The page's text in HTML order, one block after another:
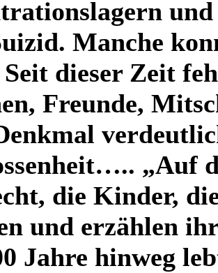
und
Manche
dieser Zeit
Freunde,
„Auf
die Kinder,
und erzählen
Jahre hinweg